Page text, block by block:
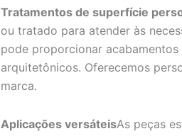
Tratamentos de superfície
ou tratado para atender às
pode proporcionar
arquitetônicos. Oferecemos
marca.
Aplicações versáteisAs peças